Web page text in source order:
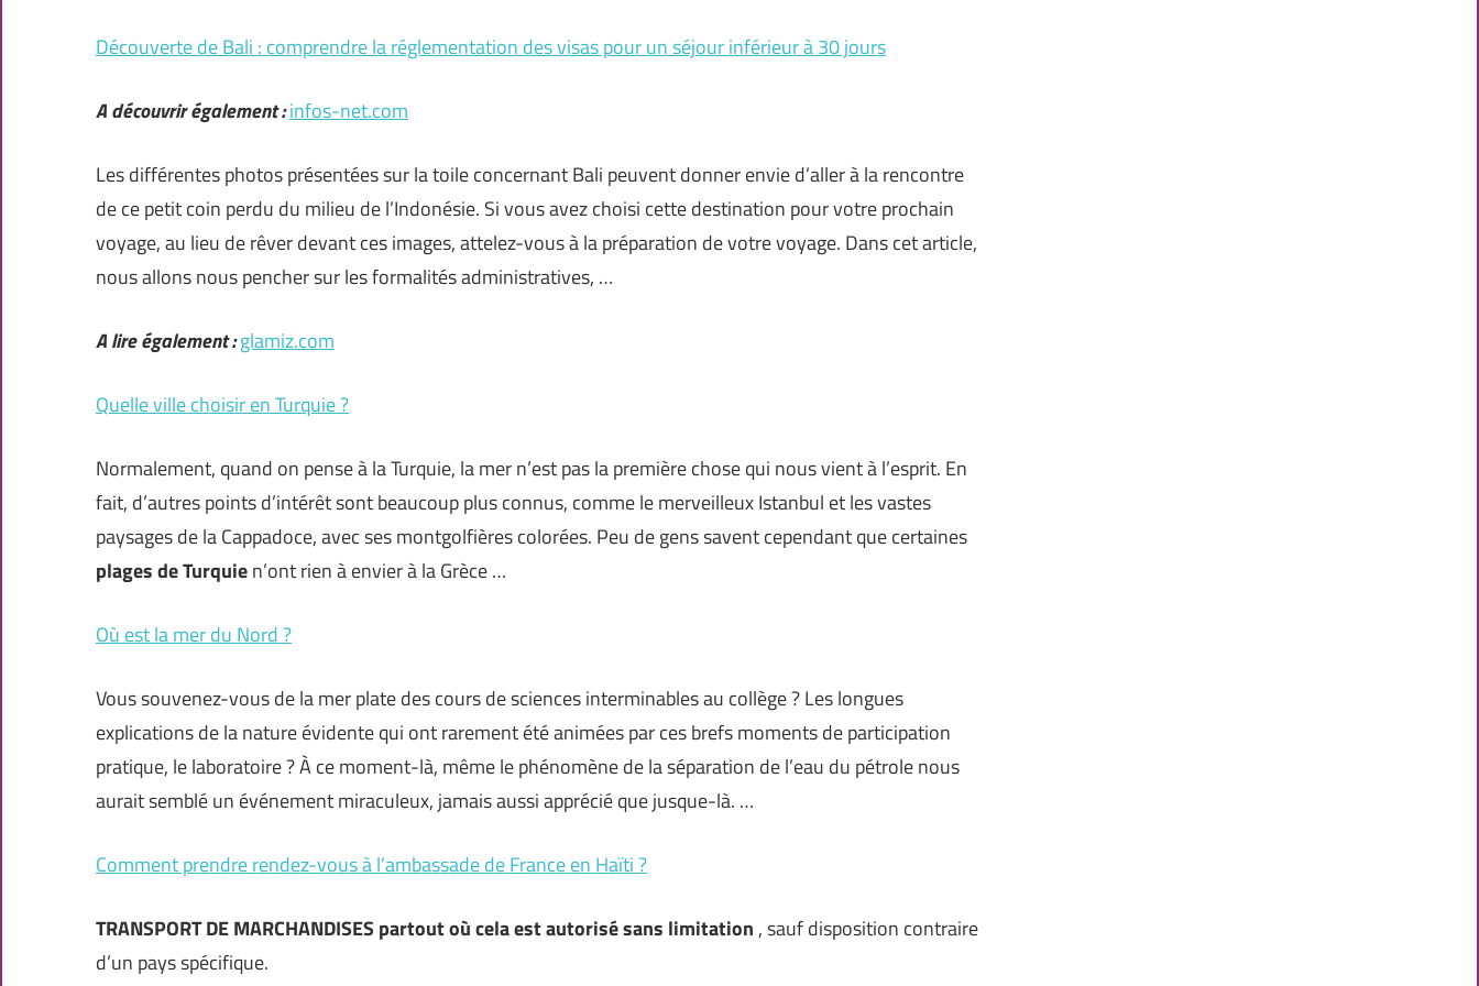
Découverte de Bali : comprendre la réglementation des visas pour un séjour inférieur à 30 jours
A découvrir également :infos-net.com
Les différentes photos présentées sur la toile concernant Bali peuvent donner envie d’aller à la rencontre
de ce petit coin perdu du milieu de l’Indonésie. Si vous avez choisi cette destination pour votre prochain
voyage, au lieu de rêver devant ces images, attelez-vous à la préparation de votre voyage. Dans cet article,
nous allons nous pencher sur les formalités administratives, …
A lire également :glamiz.com
Quelle ville choisir en Turquie ?
Normalement, quand on pense à la Turquie, la mer n’est pas la première chose qui nous vient à l’esprit. En
fait, d’autres points d’intérêt sont beaucoup plus connus, comme le merveilleux Istanbul et les vastes
paysages de la Cappadoce, avec ses montgolfières colorées. Peu de gens savent cependant que certaines
plages de Turquien’ont rien à envier à la Grèce …
Où est la mer du Nord ?
Vous souvenez-vous de la mer plate des cours de sciences interminables au collège ? Les longues
explications de la nature évidente qui ont rarement été animées par ces brefs moments de participation
pratique, le laboratoire ? À ce moment-là, même le phénomène de la séparation de l’eau du pétrole nous
aurait semblé un événement miraculeux, jamais aussi apprécié que jusque-là. …
Comment prendre rendez-vous à l’ambassade de France en Haïti ?
TRANSPORT DE MARCHANDISES partout où cela est autorisé sans limitation , sauf disposition contraire
d’un pays spécifique.